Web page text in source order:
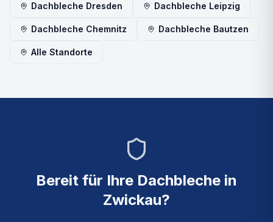
Dachbleche Dresden Dachbleche Leipzig
Dachbleche Chemnitz Dachbleche Bautzen
Alle Standorte
Bereit für Ihre Dachbleche in
Zwickau?